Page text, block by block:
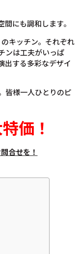
にも調和します。
キッチン。それぞれ
ンは工夫がいっぱ
出する多彩なデザイ
皆様一人ひとりのピ
価 ！
合せを！